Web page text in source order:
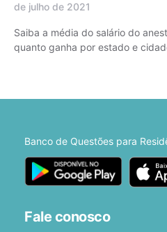
de julho de 2021
Saiba a média do salário do
quanto ganha por estado e
Banco de Questões para
Fale conosco